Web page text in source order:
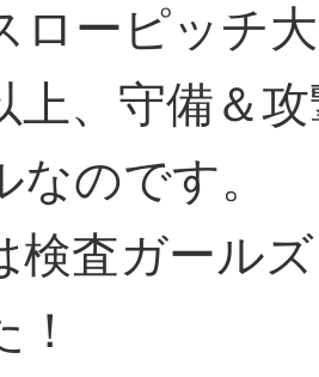
ローピッチ
上、守備＆
なのです。
検査ガール
！